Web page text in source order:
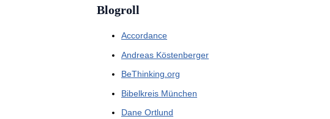
Blogroll
Accordance
Andreas Köstenberger
BeThinking.org
Bibelkreis München
Dane Ortlund